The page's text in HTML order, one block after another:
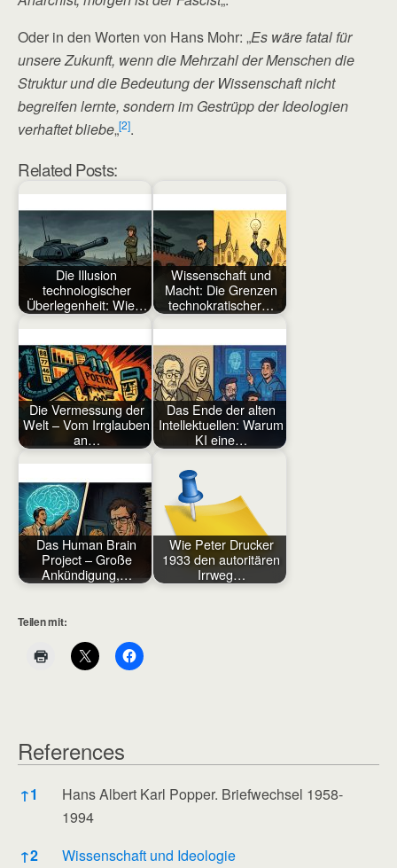
Oder in den Worten von Hans Mohr: „Es wäre fatal für
unsere Zukunft, wenn die Mehrzahl der Menschen die
Struktur und die Bedeutung der Wissenschaft nicht
begreifen lernte, sondern im Gestrüpp der Ideologien
verhaftet bliebe„[2].
Related Posts:
Die Illusion
technologischer
Überlegenheit: Wie…
Wissenschaft und
Macht: Die Grenzen
technokratischer…
Die Vermessung der
Welt – Vom Irrglauben
an…
Das Ende der alten
Intellektuellen: Warum
KI eine…
Das Human Brain
Project – Große
Ankündigung,…
Wie Peter Drucker
1933 den autoritären
Irrweg…
Teilen mit:
References
References
↑1
Hans Albert Karl Popper. Briefwechsel 1958-
1994
↑2 Wissenschaft und Ideologie